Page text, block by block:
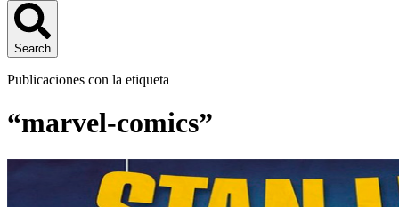
Search
Publicaciones con la etiqueta
“marvel-comics”